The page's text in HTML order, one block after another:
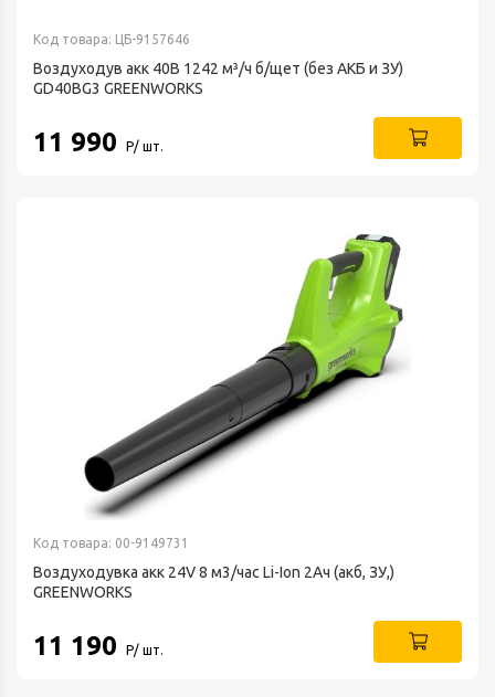
Код товара: ЦБ-9157646
Воздуходув акк 40В 1242 м³/ч б/щет (без АКБ и ЗУ)
GD40BG3 GREENWORKS
11 990 Р/ шт.
Код товара: 00-9149731
Воздуходувка акк 24V 8 м3/час Li-Ion 2Ач (акб, ЗУ,)
GREENWORKS
11 190 Р/ шт.